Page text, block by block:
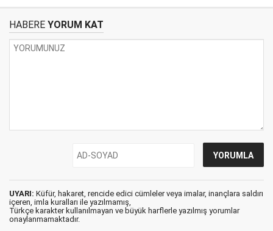
HABERE YORUM KAT
UYARI: Küfür, hakaret, rencide edici cümleler veya imalar, inançlara saldırı
içeren, imla kuralları ile yazılmamış,
Türkçe karakter kullanılmayan ve büyük harflerle yazılmış yorumlar
onaylanmamaktadır.